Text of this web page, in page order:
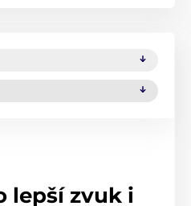
lepší zvuk i